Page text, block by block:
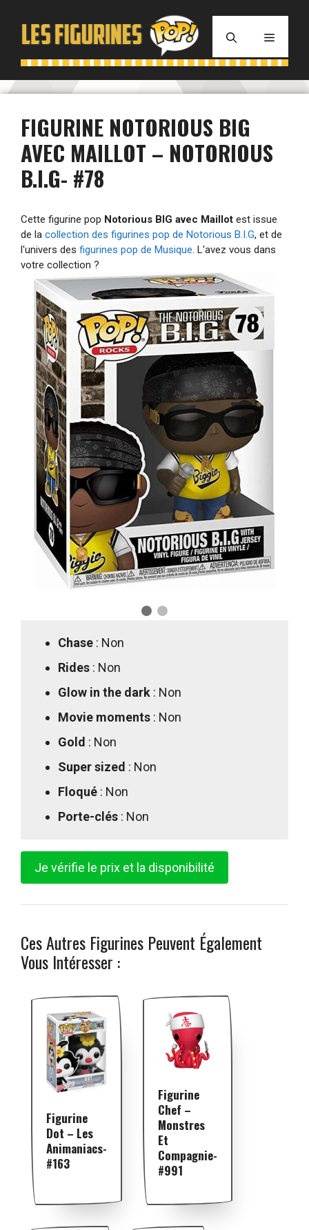
contenu
MENU
FIGURINE NOTORIOUS BIG
AVEC MAILLOT – NOTORIOUS
B.I.G- #78
Cette figurine pop Notorious BIG avec Maillot est issue
de la collection des figurines pop de Notorious B.I.G, et de
l'univers des figurines pop de Musique. L'avez vous dans
votre collection ?
Chase : Non
Rides : Non
Glow in the dark : Non
Movie moments : Non
Gold : Non
Super sized : Non
Floqué : Non
Porte-clés : Non
Je vérifie le prix et la disponibilité
Ces Autres Figurines Peuvent Également
Vous Intéresser :
Figurine
Dot – Les
Animaniacs-
#163
Figurine
Chef –
Monstres
Et
Compagnie-
#991